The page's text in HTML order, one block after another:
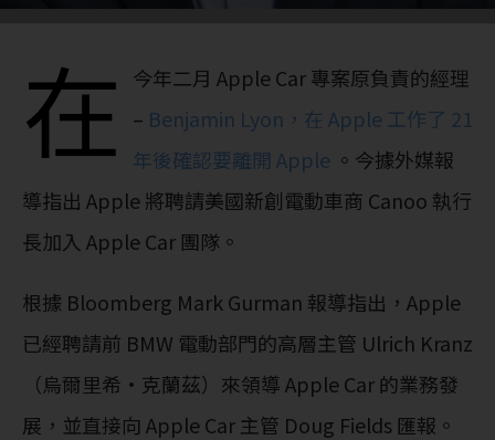
在
今年二月 Apple Car 專案原負責的經理
– Benjamin Lyon，在 Apple 工作了 21
年後確認要離開 Apple 。今據外媒報
導指出 Apple 將聘請美國新創電動車商 Canoo 執行
長加入 Apple Car 團隊。
根據 Bloomberg Mark Gurman 報導指出，Apple
已經聘請前 BMW 電動部門的高層主管 Ulrich Kranz
（烏爾里希·克蘭茲）來領導 Apple Car 的業務發
展，並直接向 Apple Car 主管 Doug Fields 匯報。